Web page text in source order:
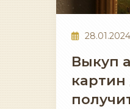
28.01.2024
Выкуп
картин